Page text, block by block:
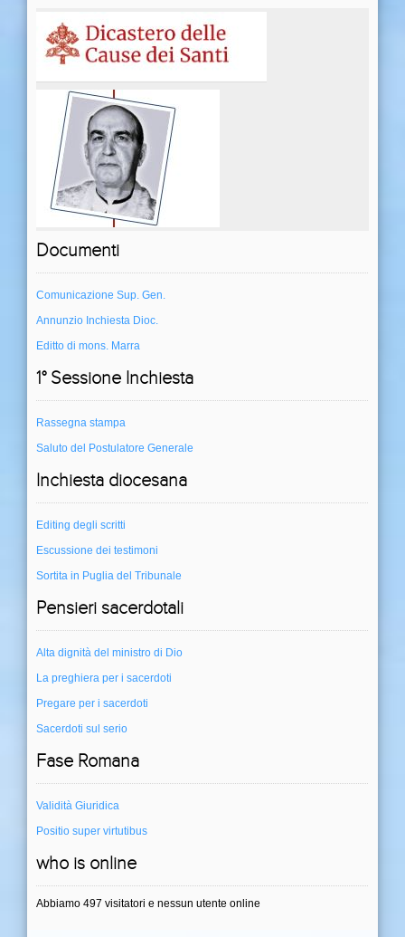
Documenti
Comunicazione Sup. Gen.
Annunzio Inchiesta Dioc.
Editto di mons. Marra
1° Sessione Inchiesta
Rassegna stampa
Saluto del Postulatore Generale
Inchiesta diocesana
Editing degli scritti
Escussione dei testimoni
Sortita in Puglia del Tribunale
Pensieri sacerdotali
Alta dignità del ministro di Dio
La preghiera per i sacerdoti
Pregare per i sacerdoti
Sacerdoti sul serio
Fase Romana
Validità Giuridica
Positio super virtutibus
who is online
Abbiamo 497 visitatori e nessun utente online